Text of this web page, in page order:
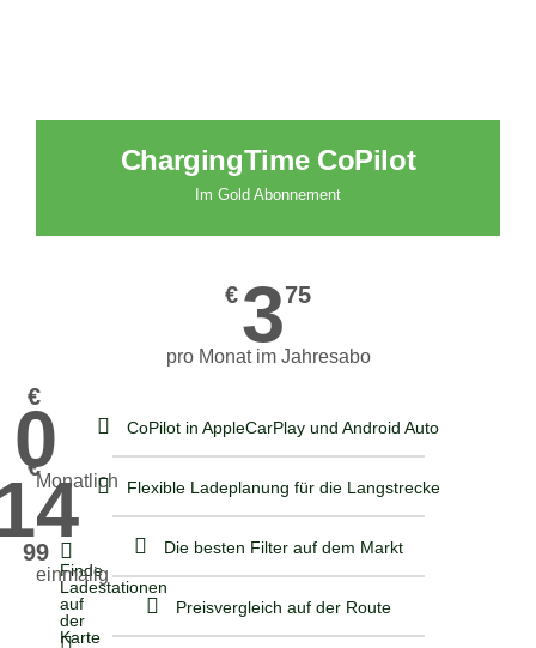
€
0Monatlich
Finde
Ladestationen
auf
der
Karte
ChargingTimePay
€
99
einmalig
ChargingTime CoPilot
Im Gold Abonnement
€375
pro Monat im Jahresabo
CoPilot in AppleCarPlay und Android Auto
Flexible Ladeplanung für die Langstrecke
Die besten Filter auf dem Markt
Preisvergleich auf der Route